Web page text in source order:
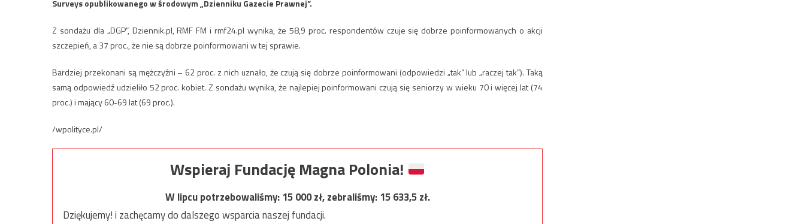
Surveys opublikowanego w środowym „Dzienniku Gazecie Prawnej”.
Z sondażu dla „DGP”, Dziennik.pl, RMF FM i rmf24.pl wynika, że 58,9 proc. respondentów czuje się dobrze poinformowanych o akcji
szczepień, a 37 proc., że nie są dobrze poinformowani w tej sprawie.
Bardziej przekonani są mężczyźni – 62 proc. z nich uznało, że czują się dobrze poinformowani (odpowiedzi „tak” lub „raczej tak”). Taką
samą odpowiedź udzieliło 52 proc. kobiet. Z sondażu wynika, że najlepiej poinformowani czują się seniorzy w wieku 70 i więcej lat (74
proc.) i mający 60-69 lat (69 proc.).
/wpolityce.pl/
Wspieraj Fundację Magna Polonia!
W lipcu potrzebowaliśmy:15 000zł, zebraliśmy:15 633,5zł.
Dziękujemy! i zachęcamy do dalszego wsparcia naszej fundacji.